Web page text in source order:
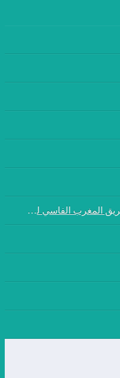
في الجمع العام الثالث لفريق المغرب الفاسي لكرة القدم: